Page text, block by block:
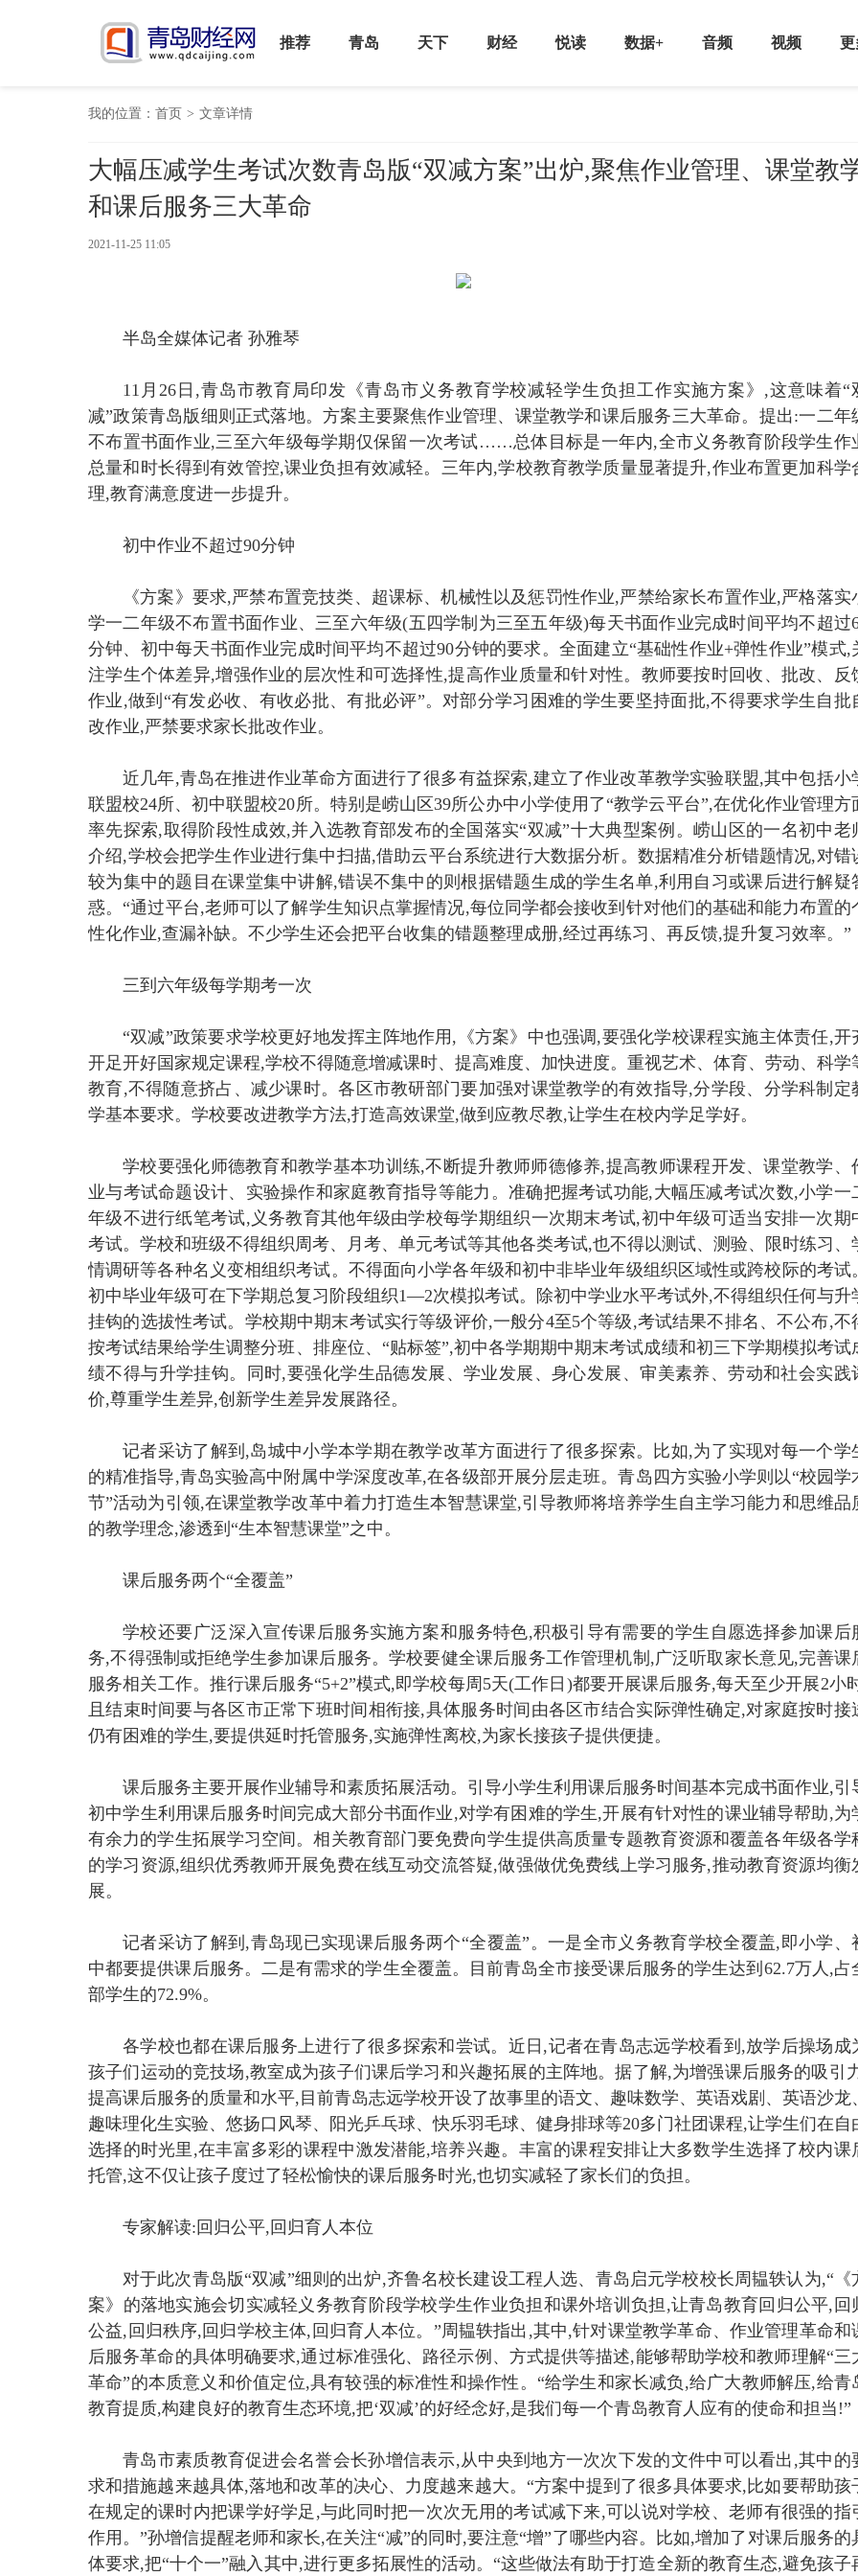
推荐 青岛 天下 财经 悦读 数据+ 音频 视频 更
我的位置： 首页 > 文章详情
大幅压减学生考试次数青岛版“双减方案”出炉,聚焦作业管理、课堂教
和课后服务三大革命
2021-11-25 11:05
半岛全媒体记者 孙雅琴
11月26日,青岛市教育局印发《青岛市义务教育学校减轻学生负担工作实施方案》,这意味着“
减”政策青岛版细则正式落地。方案主要聚焦作业管理、课堂教学和课后服务三大革命。提出:一二年
不布置书面作业,三至六年级每学期仅保留一次考试……总体目标是一年内,全市义务教育阶段学生作
总量和时长得到有效管控,课业负担有效减轻。三年内,学校教育教学质量显著提升,作业布置更加科学
理,教育满意度进一步提升。
初中作业不超过90分钟
《方案》要求,严禁布置竞技类、超课标、机械性以及惩罚性作业,严禁给家长布置作业,严格落实
学一二年级不布置书面作业、三至六年级(五四学制为三至五年级)每天书面作业完成时间平均不超过
分钟、初中每天书面作业完成时间平均不超过90分钟的要求。全面建立“基础性作业+弹性作业”模式,
注学生个体差异,增强作业的层次性和可选择性,提高作业质量和针对性。教师要按时回收、批改、反
作业,做到“有发必收、有收必批、有批必评”。对部分学习困难的学生要坚持面批,不得要求学生自批
改作业,严禁要求家长批改作业。
近几年,青岛在推进作业革命方面进行了很多有益探索,建立了作业改革教学实验联盟,其中包括小
联盟校24所、初中联盟校20所。特别是崂山区39所公办中小学使用了“教学云平台”,在优化作业管理方
率先探索,取得阶段性成效,并入选教育部发布的全国落实“双减”十大典型案例。崂山区的一名初中老
介绍,学校会把学生作业进行集中扫描,借助云平台系统进行大数据分析。数据精准分析错题情况,对错
较为集中的题目在课堂集中讲解,错误不集中的则根据错题生成的学生名单,利用自习或课后进行解疑
惑。“通过平台,老师可以了解学生知识点掌握情况,每位同学都会接收到针对他们的基础和能力布置的
性化作业,查漏补缺。不少学生还会把平台收集的错题整理成册,经过再练习、再反馈,提升复习效率。”
三到六年级每学期考一次
“双减”政策要求学校更好地发挥主阵地作用,《方案》中也强调,要强化学校课程实施主体责任,开
开足开好国家规定课程,学校不得随意增减课时、提高难度、加快进度。重视艺术、体育、劳动、科学
教育,不得随意挤占、减少课时。各区市教研部门要加强对课堂教学的有效指导,分学段、分学科制定
学基本要求。学校要改进教学方法,打造高效课堂,做到应教尽教,让学生在校内学足学好。
学校要强化师德教育和教学基本功训练,不断提升教师师德修养,提高教师课程开发、课堂教学、
业与考试命题设计、实验操作和家庭教育指导等能力。准确把握考试功能,大幅压减考试次数,小学一
年级不进行纸笔考试,义务教育其他年级由学校每学期组织一次期末考试,初中年级可适当安排一次期
考试。学校和班级不得组织周考、月考、单元考试等其他各类考试,也不得以测试、测验、限时练习、
情调研等各种名义变相组织考试。不得面向小学各年级和初中非毕业年级组织区域性或跨校际的考试。
初中毕业年级可在下学期总复习阶段组织1—2次模拟考试。除初中学业水平考试外,不得组织任何与升
挂钩的选拔性考试。学校期中期末考试实行等级评价,一般分4至5个等级,考试结果不排名、不公布,不
按考试结果给学生调整分班、排座位、“贴标签”,初中各学期期中期末考试成绩和初三下学期模拟考试
绩不得与升学挂钩。同时,要强化学生品德发展、学业发展、身心发展、审美素养、劳动和社会实践
价,尊重学生差异,创新学生差异发展路径。
记者采访了解到,岛城中小学本学期在教学改革方面进行了很多探索。比如,为了实现对每一个学
的精准指导,青岛实验高中附属中学深度改革,在各级部开展分层走班。青岛四方实验小学则以“校园学
节”活动为引领,在课堂教学改革中着力打造生本智慧课堂,引导教师将培养学生自主学习能力和思维品
的教学理念,渗透到“生本智慧课堂”之中。
课后服务两个“全覆盖”
学校还要广泛深入宣传课后服务实施方案和服务特色,积极引导有需要的学生自愿选择参加课后
务,不得强制或拒绝学生参加课后服务。学校要健全课后服务工作管理机制,广泛听取家长意见,完善课
服务相关工作。推行课后服务“5+2”模式,即学校每周5天(工作日)都要开展课后服务,每天至少开展2小
且结束时间要与各区市正常下班时间相衔接,具体服务时间由各区市结合实际弹性确定,对家庭按时接
仍有困难的学生,要提供延时托管服务,实施弹性离校,为家长接孩子提供便捷。
课后服务主要开展作业辅导和素质拓展活动。引导小学生利用课后服务时间基本完成书面作业,引
初中学生利用课后服务时间完成大部分书面作业,对学有困难的学生,开展有针对性的课业辅导帮助,为
有余力的学生拓展学习空间。相关教育部门要免费向学生提供高质量专题教育资源和覆盖各年级各学
的学习资源,组织优秀教师开展免费在线互动交流答疑,做强做优免费线上学习服务,推动教育资源均衡
展。
记者采访了解到,青岛现已实现课后服务两个“全覆盖”。一是全市义务教育学校全覆盖,即小学、
中都要提供课后服务。二是有需求的学生全覆盖。目前青岛全市接受课后服务的学生达到62.7万人,占
部学生的72.9%。
各学校也都在课后服务上进行了很多探索和尝试。近日,记者在青岛志远学校看到,放学后操场成
孩子们运动的竞技场,教室成为孩子们课后学习和兴趣拓展的主阵地。据了解,为增强课后服务的吸引
提高课后服务的质量和水平,目前青岛志远学校开设了故事里的语文、趣味数学、英语戏剧、英语沙龙、
趣味理化生实验、悠扬口风琴、阳光乒乓球、快乐羽毛球、健身排球等20多门社团课程,让学生们在自
选择的时光里,在丰富多彩的课程中激发潜能,培养兴趣。丰富的课程安排让大多数学生选择了校内课
托管,这不仅让孩子度过了轻松愉快的课后服务时光,也切实减轻了家长们的负担。
专家解读:回归公平,回归育人本位
对于此次青岛版“双减”细则的出炉,齐鲁名校长建设工程人选、青岛启元学校校长周韫轶认为,“《
案》的落地实施会切实减轻义务教育阶段学校学生作业负担和课外培训负担,让青岛教育回归公平,回
公益,回归秩序,回归学校主体,回归育人本位。”周韫轶指出,其中,针对课堂教学革命、作业管理革命和
后服务革命的具体明确要求,通过标准强化、路径示例、方式提供等描述,能够帮助学校和教师理解“三
革命”的本质意义和价值定位,具有较强的标准性和操作性。“给学生和家长减负,给广大教师解压,给青
教育提质,构建良好的教育生态环境,把‘双减’的好经念好,是我们每一个青岛教育人应有的使命和担当!”
青岛市素质教育促进会名誉会长孙增信表示,从中央到地方一次次下发的文件中可以看出,其中的
求和措施越来越具体,落地和改革的决心、力度越来越大。“方案中提到了很多具体要求,比如要帮助孩
在规定的课时内把课学好学足,与此同时把一次次无用的考试减下来,可以说对学校、老师有很强的指
作用。”孙增信提醒老师和家长,在关注“减”的同时,要注意“增”了哪些内容。比如,增加了对课后服务的
体要求,把“十个一”融入其中,进行更多拓展性的活动。“这些做法有助于打造全新的教育生态,避免孩子